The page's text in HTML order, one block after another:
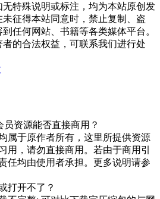
特殊说明或标注，均为本站原创发
征得本站同意时，禁止复制、盗
任何网站、书籍等各类媒体平台。
的合法权益，可联系我们进行处
资源能否直接商用？
属于原作者所有，这里所提供资源
用，请勿直接商用。若由于商用引
任均由使用者承担。更多说明请参
打开不了？